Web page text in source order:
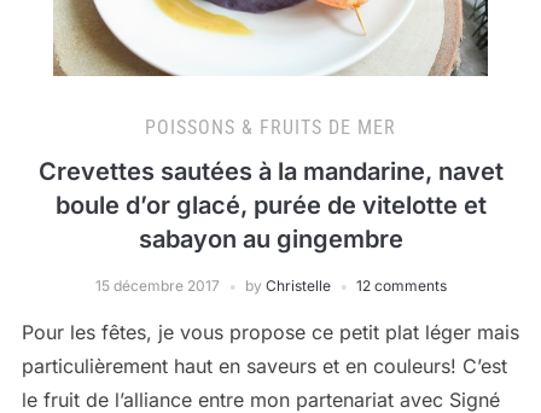
POISSONS & FRUITS DE MER
Crevettes sautées à la mandarine, navet
boule d’or glacé, purée de vitelotte et
sabayon au gingembre
15 décembre 2017 by Christelle 12 comments
Pour les fêtes, je vous propose ce petit plat léger mais
particulièrement haut en saveurs et en couleurs! C’est
le fruit de l’alliance entre mon partenariat avec Signé